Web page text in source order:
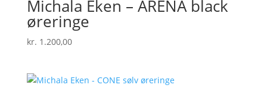
Michala Eken – ARENA black
øreringe
kr. 1.200,00